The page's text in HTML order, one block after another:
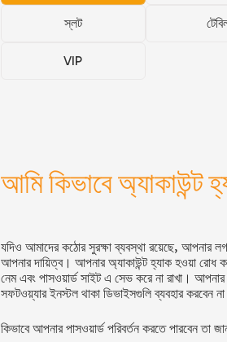
স্লট
VIP
আমি কিভাবে অ্যাকাউন্ট
যদিও আমাদের কঠোর সুরক্ষা ব্যবস্থা রয়েছে, আপনার
আপনার দায়িত্ব। আপনার অ্যাকাউন্ট হ্যাক হওয়া রোধ
নেম এবং পাসওয়ার্ড সাইট এ সেভ করে না রাখা।
সফটওয়্যার ইনস্টল থাকা ডিভাইসগুলি ব্যবহার করবেন
কিভাবে আপনার পাসওয়ার্ড পরিবর্তন করতে পারবেন তা